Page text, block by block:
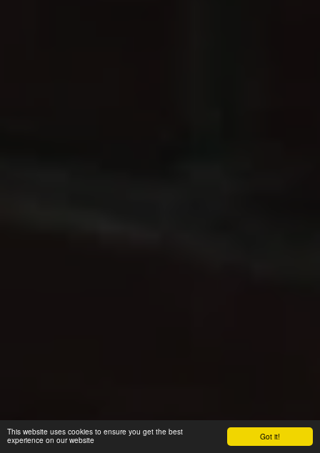
Got it!
This website uses cookies to ensure you get the best
experience on our website